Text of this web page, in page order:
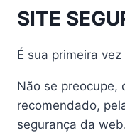
AmericaBox
AmericaBox
AmericaBox
Athomics
Athomics
SITE
É sua primeira vez
Não se preocupe,
recomendado,
segurança da